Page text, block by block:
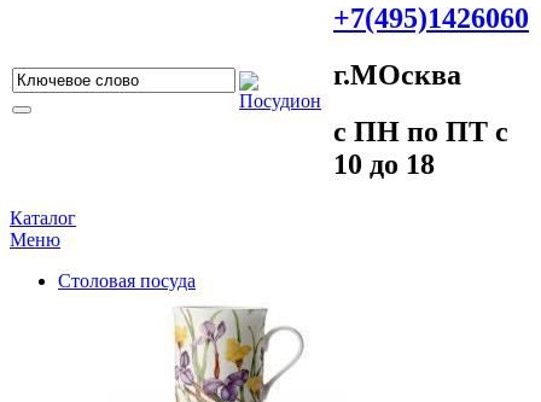
+7(495)1426060
г.МOсква
c ПH пo ПT c
10 до 18
Каталог
Меню
Столовая посуда